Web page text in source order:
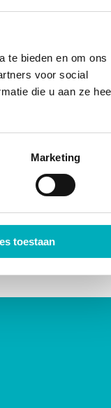
te bieden en om ons
voor social
die u aan ze
Marketing
toestaan
helaas nog